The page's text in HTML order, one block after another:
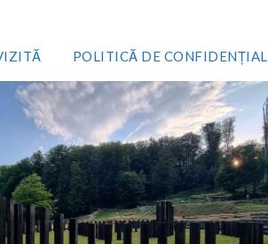
POLITICĂ DE